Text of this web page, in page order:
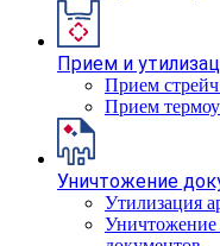
Прием и
Прием
Прием
Уничтожение
Утилизация
Уничтожение